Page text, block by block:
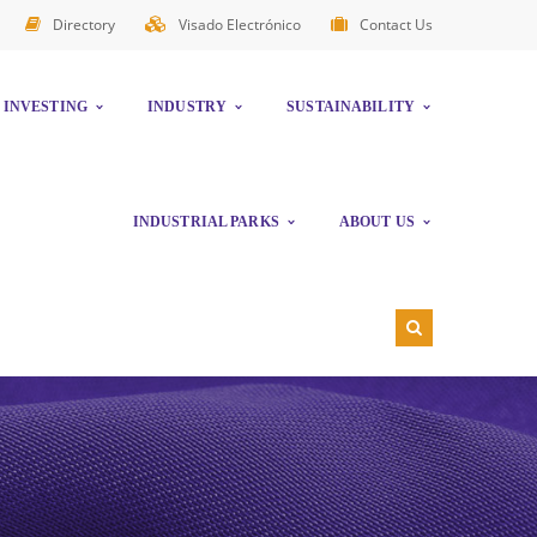
Directory Visado Electrónico Contact Us
INVESTING INDUSTRY SUSTAINABILITY
INDUSTRIAL PARKS
FREE ZONE
VALLEY ADVANCED MANUFACTURING HUB
ABOUT US
AFFILIATE DIRECTORY
ANNUAL REPORTS